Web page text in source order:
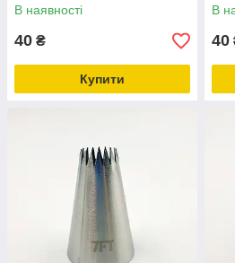
В наявності
40 ₴
Купити
В
40